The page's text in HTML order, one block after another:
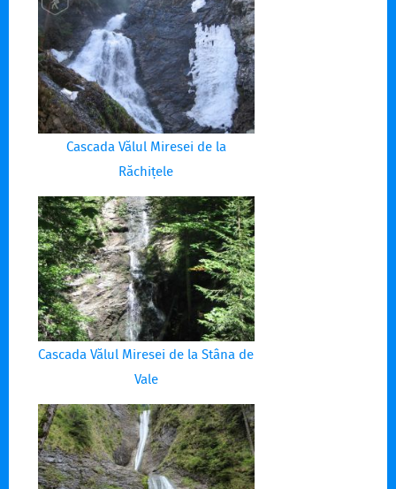
Cascada Vălul Miresei de la
Răchițele
Cascada Vălul Miresei de la Stâna de
Vale